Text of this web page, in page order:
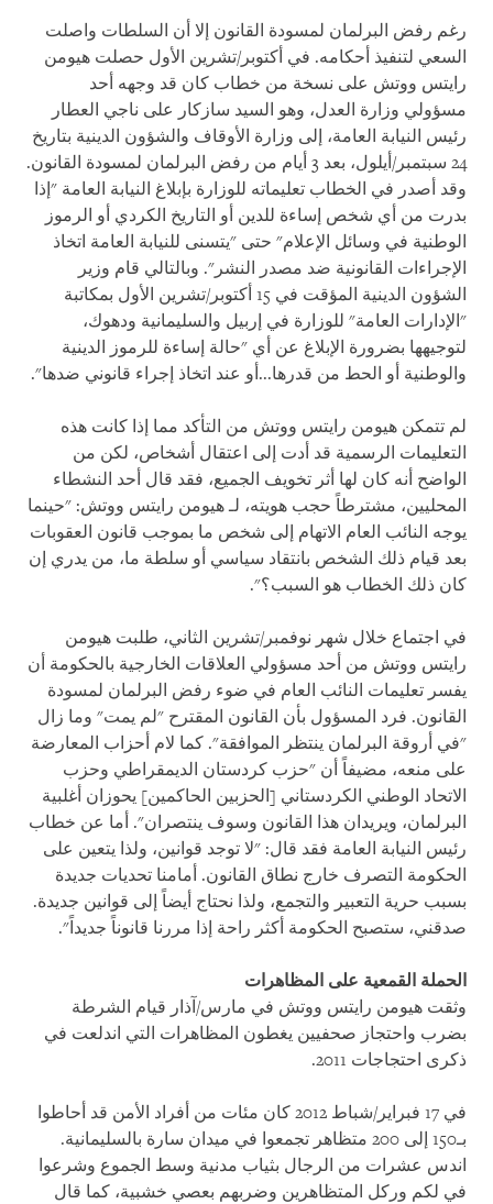
رغم رفض البرلمان لمسودة القانون إلا أن السلطات واصلت
السعي لتنفيذ أحكامه. في أكتوبر/تشرين الأول حصلت هيومن
رايتس ووتش على نسخة من خطاب كان قد وجهه أحد
مسؤولي وزارة العدل، وهو السيد سازكار على ناجي العطار
رئيس النيابة العامة، إلى وزارة الأوقاف والشؤون الدينية بتاريخ
24 سبتمبر/أيلول، بعد 3 أيام من رفض البرلمان لمسودة القانون.
وقد أصدر في الخطاب تعليماته للوزارة بإبلاغ النيابة العامة "إذا
بدرت من أي شخص إساءة للدين أو التاريخ الكردي أو الرموز
الوطنية في وسائل الإعلام" حتى "يتسنى للنيابة العامة اتخاذ
الإجراءات القانونية ضد مصدر النشر". وبالتالي قام وزير
الشؤون الدينية المؤقت في 15 أكتوبر/تشرين الأول بمكاتبة
"الإدارات العامة" للوزارة في إربيل والسليمانية ودهوك،
لتوجيهها بضرورة الإبلاغ عن أي "حالة إساءة للرموز الدينية
والوطنية أو الحط من قدرها...أو عند اتخاذ إجراء قانوني ضدها".
لم تتمكن هيومن رايتس ووتش من التأكد مما إذا كانت هذه
التعليمات الرسمية قد أدت إلى اعتقال أشخاص، لكن من
الواضح أنه كان لها أثر تخويف الجميع، فقد قال أحد النشطاء
المحليين، مشترطاً حجب هويته، لـ هيومن رايتس ووتش: "حينما
يوجه النائب العام الاتهام إلى شخص ما بموجب قانون العقوبات
بعد قيام ذلك الشخص بانتقاد سياسي أو سلطة ما، من يدري إن
كان ذلك الخطاب هو السبب؟".
في اجتماع خلال شهر نوفمبر/تشرين الثاني، طلبت هيومن
رايتس ووتش من أحد مسؤولي العلاقات الخارجية بالحكومة أن
يفسر تعليمات النائب العام في ضوء رفض البرلمان لمسودة
القانون. فرد المسؤول بأن القانون المقترح "لم يمت" وما زال
"في أروقة البرلمان ينتظر الموافقة". كما لام أحزاب المعارضة
على منعه، مضيفاً أن "حزب كردستان الديمقراطي وحزب
الاتحاد الوطني الكردستاني [الحزبين الحاكمين] يحوزان أغلبية
البرلمان، ويريدان هذا القانون وسوف ينتصران". أما عن خطاب
رئيس النيابة العامة فقد قال: "لا توجد قوانين، ولذا يتعين على
الحكومة التصرف خارج نطاق القانون. أمامنا تحديات جديدة
بسبب حرية التعبير والتجمع، ولذا نحتاج أيضاً إلى قوانين جديدة.
صدقني، ستصبح الحكومة أكثر راحة إذا مررنا قانوناً جديداً".
الحملة القمعية على المظاهرات
وثقت هيومن رايتس ووتش في مارس/آذار قيام الشرطة
بضرب واحتجاز صحفيين يغطون المظاهرات التي اندلعت في
ذكرى احتجاجات 2011.
في 17 فبراير/شباط 2012 كان مئات من أفراد الأمن قد أحاطوا
بـ150 إلى 200 متظاهر تجمعوا في ميدان سارة بالسليمانية.
اندس عشرات من الرجال بثياب مدنية وسط الجموع وشرعوا
في لكم وركل المتظاهرين وضربهم بعصي خشبية، كما قال